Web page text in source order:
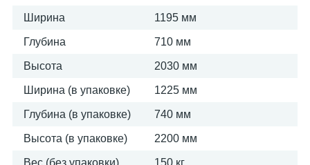
Ширина 1195 мм
Глубина 710 мм
Высота 2030 мм
Ширина (в упаковке) 1225 мм
Глубина (в упаковке) 740 мм
Высота (в упаковке) 2200 мм
Вес (без упаковки) 150 кг